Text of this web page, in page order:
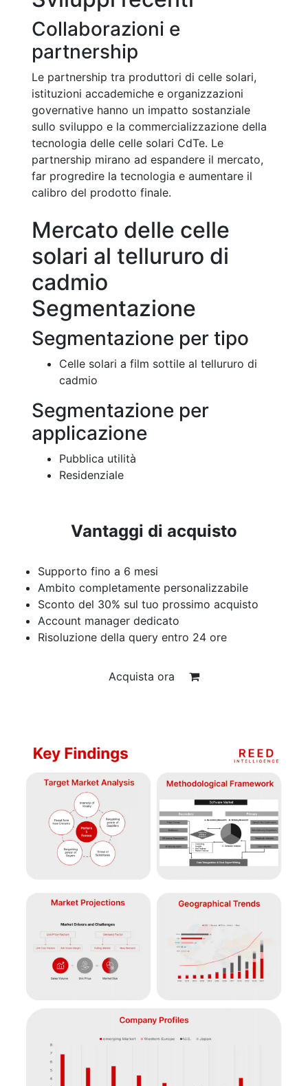
Collaborazioni e
partnership
Le partnership tra produttori di celle solari,
istituzioni accademiche e organizzazioni
governative hanno un impatto sostanziale
sullo sviluppo e la commercializzazione della
tecnologia delle celle solari CdTe. Le
partnership mirano ad espandere il mercato,
far progredire la tecnologia e aumentare il
calibro del prodotto finale.
Mercato delle celle
solari al tellururo di
cadmio
Segmentazione
Segmentazione per tipo
Celle solari a film sottile al tellururo di
cadmio
Segmentazione per
applicazione
Pubblica utilità
Residenziale
Vantaggi di acquisto
Supporto fino a 6 mesi
Ambito completamente personalizzabile
Sconto del 30% sul tuo prossimo acquisto
Account manager dedicato
Risoluzione della query entro 24 ore
Acquista ora